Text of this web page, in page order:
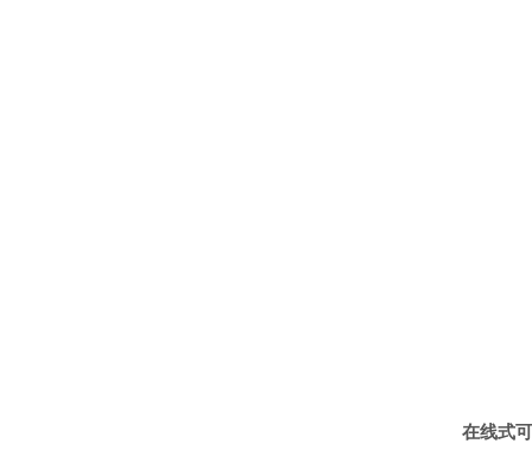
在线式